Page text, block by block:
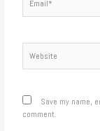
Save my name,
comment.